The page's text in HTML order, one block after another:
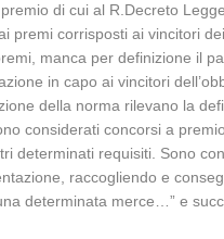
di cui al R.Decreto
premi corrisposti ai vincitori
manca per definizione il
in capo ai vincitori
della norma rilevano la
considerati concorsi a
determinati requisiti. Sono
raccogliendo e
determinata merce…” e